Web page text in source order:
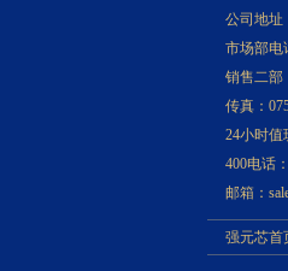
公司地址
市场部电
销售二部
传真：
24小时值
400电话
邮箱：
强元芯首